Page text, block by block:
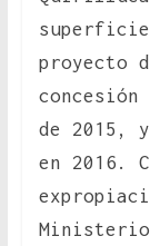
proyecto
de 2015,
en 2016.